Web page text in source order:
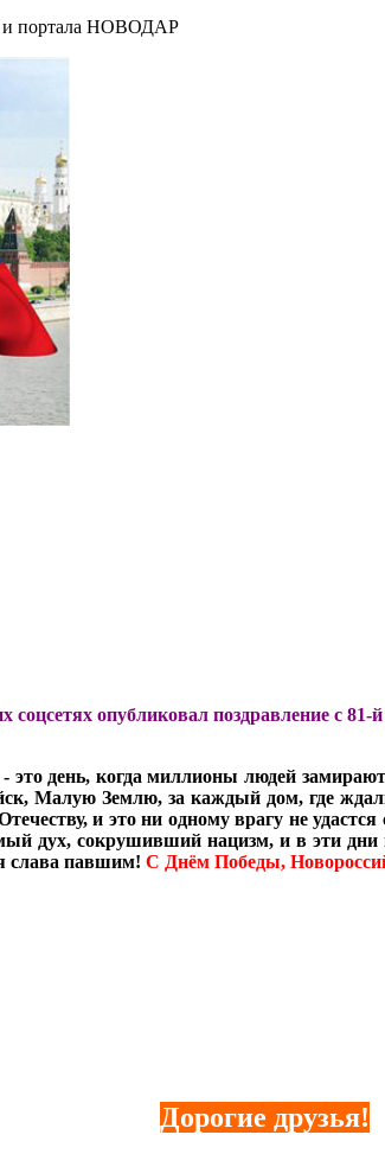
и портала НОВОДАР
опубликовал поздравление с
день, когда миллионы людей
Малую Землю, за каждый дом, где
и это ни одному врагу не
дух, сокрушивший нацизм, и в эти
слава павшим! С Днём Победы,
Дорогие друзья!